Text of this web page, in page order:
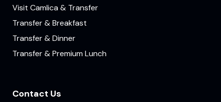
Visit Camlica & Transfer
Transfer & Breakfast
Transfer & Dinner
Transfer & Premium Lunch
Contact Us